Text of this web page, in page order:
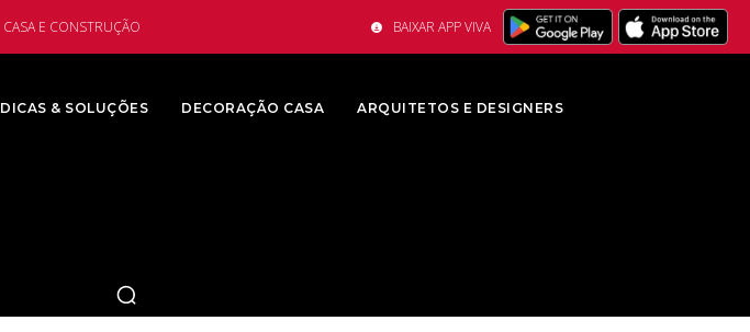
CASA E CONSTRUÇÃO BAIXAR APP VIVA
DICAS & SOLUÇÕES DECORAÇÃO CASA ARQUITETOS E DESIGNERS